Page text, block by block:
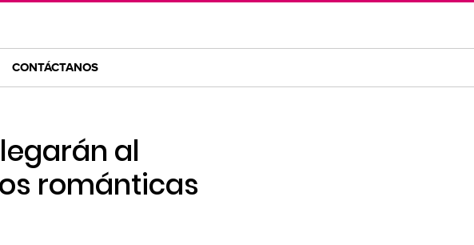
CONTÁCTANOS
al
románticas